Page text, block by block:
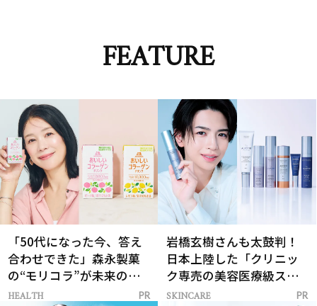
FEATURE
「50代になった今、答え
合わせできた」森永製菓
の“モリコラ”が未来のキ
レイを連れてくる！
HEALTH PR
岩橋玄樹さんも太鼓判！
日本上陸した「クリニッ
ク専売の美容医療級スキ
ンケア」
SKINCARE PR